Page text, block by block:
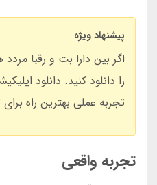
پیشنهاد ویژه
اگر بین دارا بت و رقبا
را دانلود کنید. دانلود
تجربه عملی بهترین راه
تجربه واقعی